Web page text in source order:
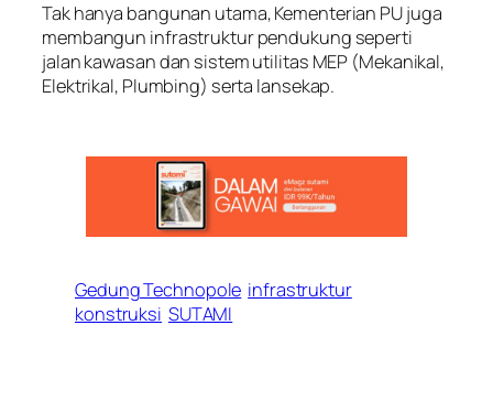
Tak hanya bangunan utama, Kementerian PU juga
membangun infrastruktur pendukung seperti
jalan kawasan dan sistem utilitas MEP (Mekanikal,
Elektrikal, Plumbing) serta lansekap.
Gedung Technopole infrastruktur
konstruksi SUTAMI